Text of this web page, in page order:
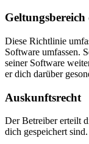
Diese Richtlinie
Software umfassen.
seiner Software
er dich darüber
Auskunftsrecht
Der Betreiber erteilt
dich gespeichert sind.